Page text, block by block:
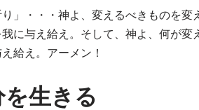
」・・・神よ、変えるべきものを変
に与え給え。そして、神よ、何が変
給え。アーメン！
生きる